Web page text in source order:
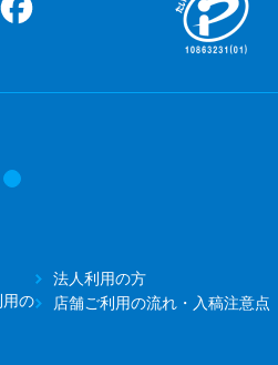
法人利用の方
用の
店舗ご利用の流れ・入稿注意点